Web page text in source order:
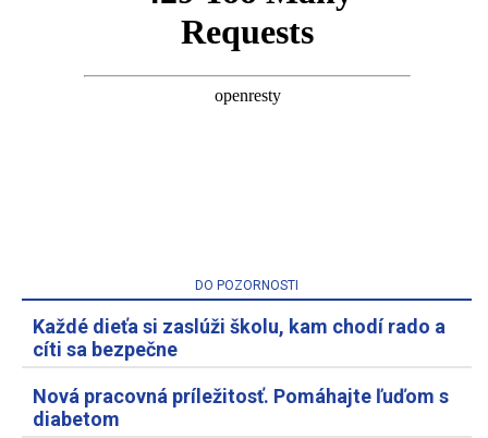
DO POZORNOSTI
Každé dieťa si zaslúži školu, kam chodí rado a
cíti sa bezpečne
Nová pracovná príležitosť. Pomáhajte ľuďom s
diabetom